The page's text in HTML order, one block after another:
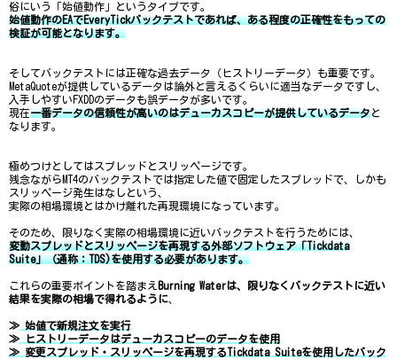
俗にいう「始値動作」というタイプです。
始値動作のEAでEveryTickバックテストであれば、ある程度の正確性をもっての
検証が可能となります。
そしてバックテストには正確な過去データ（ヒストリーデータ）も重要です。
MetaQuoteが提供しているデータは論外と言えるくらいに適当なデータですし、
入手しやすいFXDDのデータも誤データが多いです。
現在一番データの信頼性が高いのはデューカスコピーが提供しているデータと
なります。
極めつけとしてはスプレッドとスリッページです。
残念ながらMT4のバックテストでは指定した値で固定したスプレッドで、しかも
スリッページ発生はなしという、
実際の相場環境とはかけ離れた再現環境になっています。
そのため、限りなく実際の相場環境に近いバックテストを行うためには、
変動スプレッドとスリッページを再現する外部ソフトウェア「Tickdata
Suite」（通称：TDS)を使用する必要があります。
これらの重要ポイントを踏まえ Burning Waterは、限りなくバックテストに近い
結果を実際の相場で得れるように
≫ 始値で新規注文を実行
≫ ヒストリーデータはデューカスコピーのデータを使用
≫ 変更スプレッド・スリッページを再現するTickdata Suiteを使用したバック